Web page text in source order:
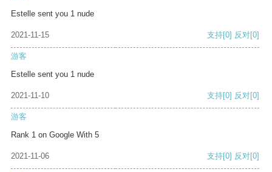
Estelle sent you 1 nude
2021-11-15 支持[0] 反对[0]
游客
Estelle sent you 1 nude
2021-11-10 支持[0] 反对[0]
游客
Rank 1 on Google With 5
2021-11-06 支持[0] 反对[0]